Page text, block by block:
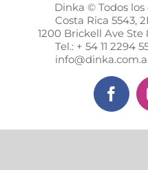
Dinka © Todos
Costa Rica 5543,
1200 Brickell Ave Ste
Tel.: + 54 11 2294